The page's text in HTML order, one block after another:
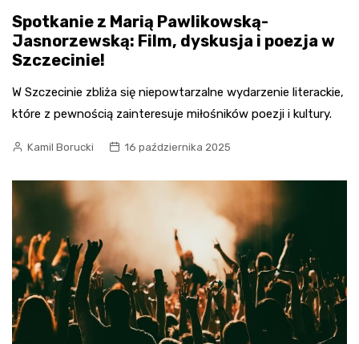
Spotkanie z Marią Pawlikowską-
Jasnorzewską: Film, dyskusja i poezja w
Szczecinie!
W Szczecinie zbliża się niepowtarzalne wydarzenie literackie,
które z pewnością zainteresuje miłośników poezji i kultury.
Kamil Borucki 16 października 2025